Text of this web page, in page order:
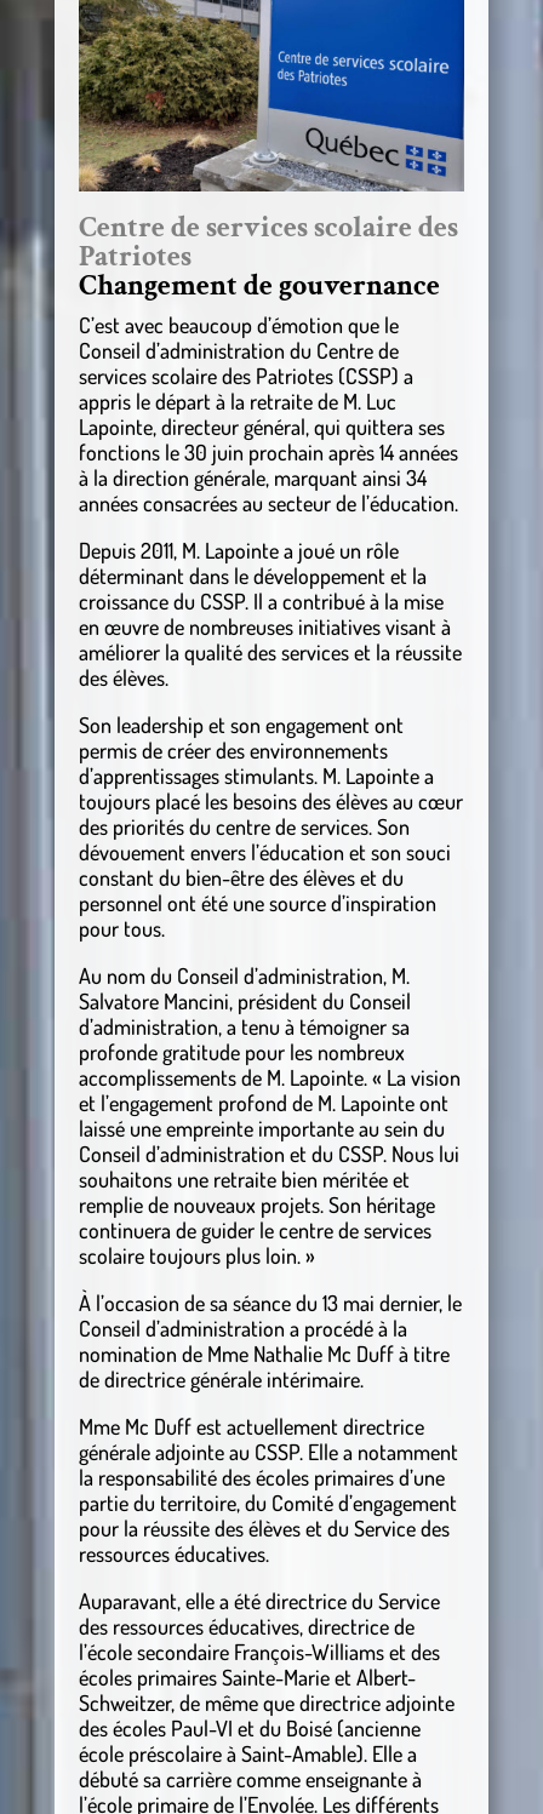
Centre de services scolaire des
Patriotes
Changement de gouvernance
C’est avec beaucoup d’émotion que le
Conseil d’administration du Centre de
services scolaire des Patriotes (CSSP) a
appris le départ à la retraite de M. Luc
Lapointe, directeur général, qui quittera ses
fonctions le 30 juin prochain après 14 années
à la direction générale, marquant ainsi 34
années consacrées au secteur de l’éducation.
Depuis 2011, M. Lapointe a joué un rôle
déterminant dans le développement et la
croissance du CSSP. Il a contribué à la mise
en œuvre de nombreuses initiatives visant à
améliorer la qualité des services et la réussite
des élèves.
Son leadership et son engagement ont
permis de créer des environnements
d’apprentissages stimulants. M. Lapointe a
toujours placé les besoins des élèves au cœur
des priorités du centre de services. Son
dévouement envers l’éducation et son souci
constant du bien-être des élèves et du
personnel ont été une source d’inspiration
pour tous.
Au nom du Conseil d’administration, M.
Salvatore Mancini, président du Conseil
d’administration, a tenu à témoigner sa
profonde gratitude pour les nombreux
accomplissements de M. Lapointe. « La vision
et l’engagement profond de M. Lapointe ont
laissé une empreinte importante au sein du
Conseil d’administration et du CSSP. Nous lui
souhaitons une retraite bien méritée et
remplie de nouveaux projets. Son héritage
continuera de guider le centre de services
scolaire toujours plus loin. »
À l’occasion de sa séance du 13 mai dernier, le
Conseil d’administration a procédé à la
nomination de Mme Nathalie Mc Duff à titre
de directrice générale intérimaire.
Mme Mc Duff est actuellement directrice
générale adjointe au CSSP. Elle a notamment
la responsabilité des écoles primaires d’une
partie du territoire, du Comité d’engagement
pour la réussite des élèves et du Service des
ressources éducatives.
Auparavant, elle a été directrice du Service
des ressources éducatives, directrice de
l’école secondaire François-Williams et des
écoles primaires Sainte-Marie et Albert-
Schweitzer, de même que directrice adjointe
des écoles Paul-VI et du Boisé (ancienne
école préscolaire à Saint-Amable). Elle a
débuté sa carrière comme enseignante à
l’école primaire de l’Envolée. Les différents